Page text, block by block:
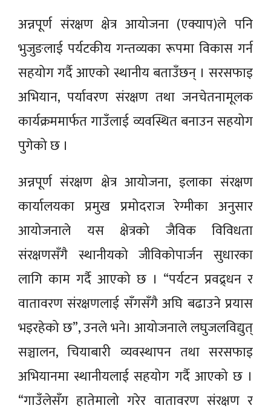
अन्नपूर्ण संरक्षण क्षेत्र आयोजना (एक्याप)ले पनि
भुजुङलाई पर्यटकीय गन्तव्यका रूपमा विकास गर्न
सहयोग गर्दै आएको स्थानीय बताउँछन् । सरसफाइ
अभियान, पर्यावरण संरक्षण तथा जनचेतनामूलक
कार्यक्रममार्फत गाउँलाई व्यवस्थित बनाउन सहयोग
पुगेको छ ।
अन्नपूर्ण संरक्षण क्षेत्र आयोजना, इलाका संरक्षण
कार्यालयका प्रमुख प्रमोदराज रेग्मीका अनुसार
आयोजनाले यस क्षेत्रको जैविक विविधता
संरक्षणसँगै स्थानीयको जीविकोपार्जन सुधारका
लागि काम गर्दै आएको छ । “पर्यटन प्रवद्र्धन र
वातावरण संरक्षणलाई सँगसँगै अघि बढाउने प्रयास
भइरहेको छ”, उनले भने। आयोजनाले लघुजलविद्युत्
सञ्चालन, चियाबारी व्यवस्थापन तथा सरसफाइ
अभियानमा स्थानीयलाई सहयोग गर्दै आएको छ ।
“गाउँलेसँग हातेमालो गरेर वातावरण संरक्षण र